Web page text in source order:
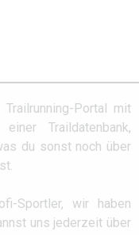
Portal mit
Traildatenbank,
du sonst noch über
Sportler, wir haben
uns jederzeit über